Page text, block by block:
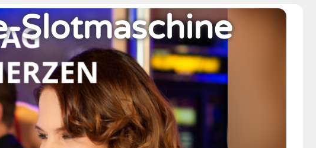
Slotmaschine